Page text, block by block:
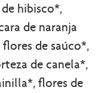
hibisco*,
de naranja
de saúco*,
de canela*,
flores de